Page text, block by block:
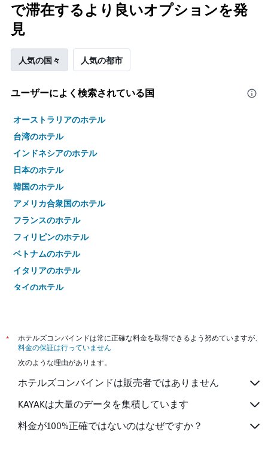
で滞在するより良いオプションを発
見
人気の国々 人気の都市
ユーザーによく検索されている国
オーストラリアのホテル
台湾のホテル
インドネシアのホテル
日本のホテル
韓国のホテル
アメリカ合衆国のホテル
フランスのホテル
フィリピンのホテル
ベトナムのホテル
イタリアのホテル
タイのホテル
*
ホテルズコンバインドは常に正確な料金を取得できるよう努めていますが、
料金の保証は行っていません
次のような理由があります。
ホテルズコンバインドは販売者ではありません
KAYAKは大量のデータを集積しています
料金が100%正確ではないのはなぜですか？